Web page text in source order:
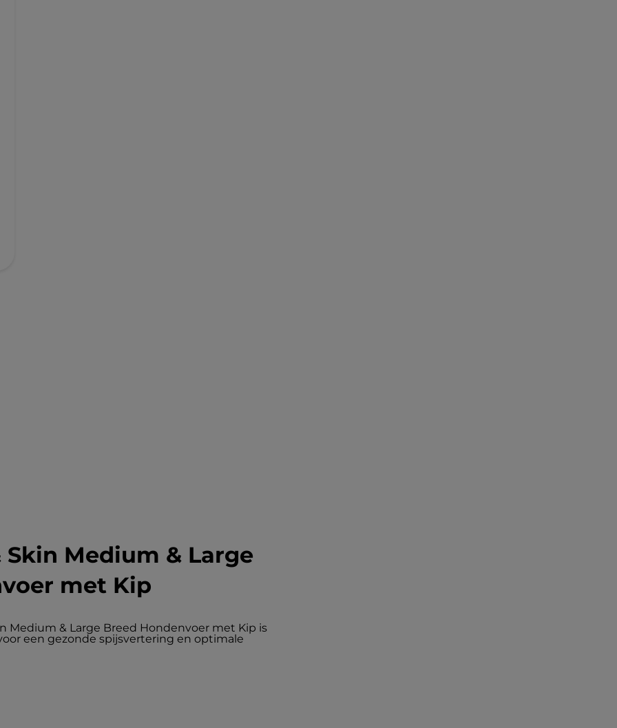
Medium & Large
met Kip
Medium & Large Breed Hondenvoer met Kip is
een gezonde spijsvertering en optimale